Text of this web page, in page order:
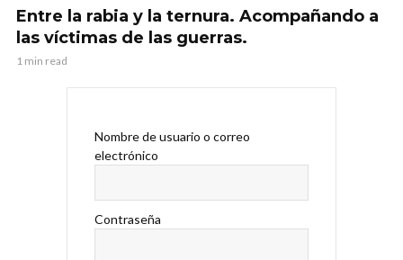
Entre la rabia y la ternura. Acompañando a
las víctimas de las guerras.
1 min read
Nombre de usuario o correo
electrónico
Contraseña